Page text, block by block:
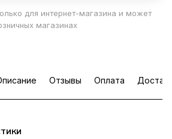
для интернет-магазина и может
магазинах
Отзывы Оплата